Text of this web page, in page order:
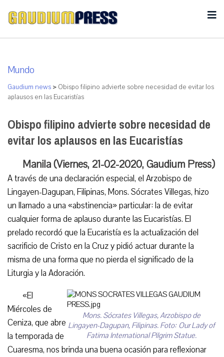
Mundo
Gaudium news > Obispo filipino advierte sobre necesidad de evitar los
aplausos en las Eucaristías
Obispo filipino advierte sobre necesidad de
evitar los aplausos en las Eucaristías
Manila (Viernes, 21-02-2020, Gaudium Press)
A través de una declaración especial, el Arzobispo de
Lingayen-Dagupan, Filipinas, Mons. Sócrates Villegas, hizo
un llamado a una «abstinencia» particular: la de evitar
cualquier forma de aplauso durante las Eucaristías. El
prelado recordó que la Eucaristía es la actualización del
sacrificio de Cristo en la Cruz y pidió actuar durante la
misma de una forma que no pierda el significado de la
Liturgia y la Adoración.
Mons. Sócrates Villegas, Arzobispo de
Lingayen-Dagupan, Filipinas. Foto: Our Lady of
Fatima International Pilgrim Statue.
«El
Miércoles de
Ceniza, que abre
la temporada de
Cuaresma, nos brinda una buena ocasión para reflexionar